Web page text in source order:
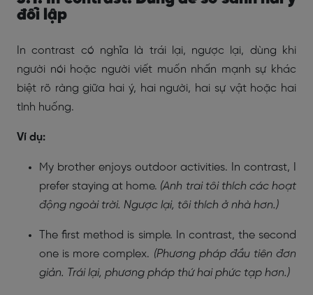
đối lập
In contrast có nghĩa là trái lại, ngược lại, dùng khi
người nói hoặc người viết muốn nhấn mạnh sự khác
biệt rõ ràng giữa hai ý, hai người, hai sự vật hoặc hai
tình huống.
Ví dụ:
My brother enjoys outdoor activities. In contrast, I
prefer staying at home. (Anh trai tôi thích các hoạt
động ngoài trời. Ngược lại, tôi thích ở nhà hơn.)
The first method is simple. In contrast, the second
one is more complex. (Phương pháp đầu tiên đơn
giản. Trái lại, phương pháp thứ hai phức tạp hơn.)